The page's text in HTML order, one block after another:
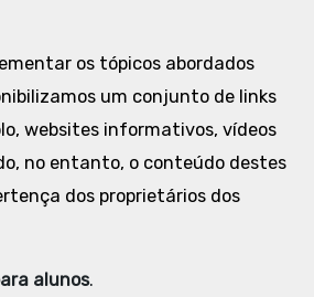
os tópicos abordados
um conjunto de links
websites informativos, vídeos
no entanto, o conteúdo destes
dos proprietários dos
alunos.